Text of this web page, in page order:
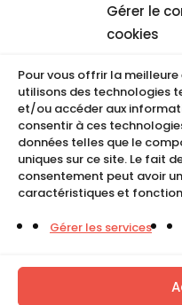
Gérer le
cookies
Pour vous offrir la
utilisons des technologies
et/ou accéder aux
consentir à ces
données telles que le
uniques sur ce site. Le fait
consentement peut avoir
caractéristiques et
Gérer les services
Conditions de
Politique de cookies
COMPACT
5, Rue Ambroise
Goussainville
01 34 04 76 50